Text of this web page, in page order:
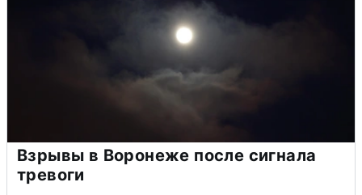
Взрывы в Воронеже после сигнала
тревоги